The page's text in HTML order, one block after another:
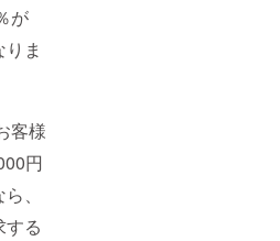
が
ま
客様
円
、
する